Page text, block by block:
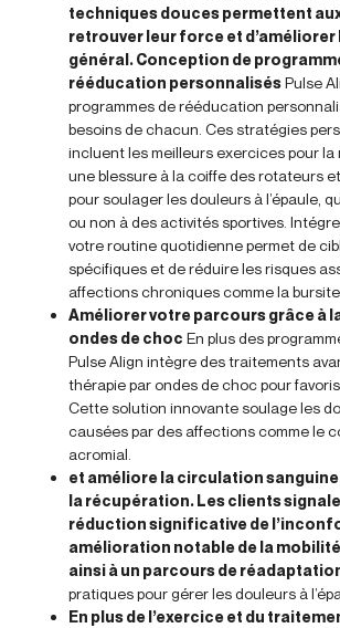
techniques douces permettent
retrouver leur force et
général. Conception de
rééducation personnalisésPulse
programmes de rééducation
besoins de chacun. Ces stratégies
incluent les meilleurs exercices pour
une blessure à la coiffe des rotateurs
pour soulager les douleurs à l’épaule,
ou non à des activités sportives.
votre routine quotidienne permet de
spécifiques et de réduire les risques
affections chroniques comme la
Améliorer votre parcours grâce à
ondes de choc En plus des
Pulse Align intègre des traitements
thérapie par ondes de choc pour
Cette solution innovante soulage les
causées par des affections comme le
acromial.
et améliore la circulation
la récupération. Les clients
réduction significative de
amélioration notable de la
ainsi à un parcours de
pratiques pour gérer les douleurs à
En plus de l’exercice et du